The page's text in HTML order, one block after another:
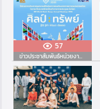
57
ข่าวประชาสัมพันธ์หน่วยงานอื่น